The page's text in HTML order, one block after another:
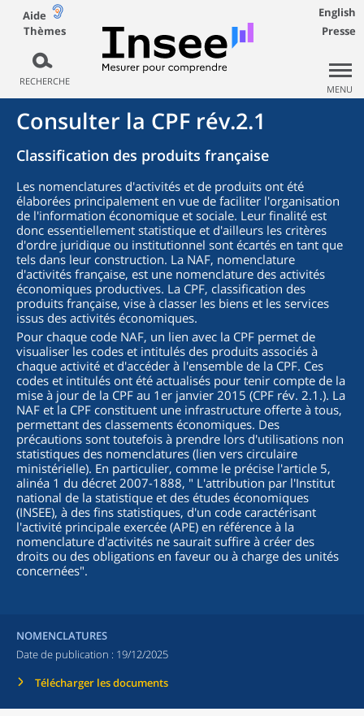
Aide
Thèmes
RECHERCHE
English
Presse
MENU
Consulter la CPF rév.2.1
Classification des produits française
Les nomenclatures d'activités et de produits ont été
élaborées principalement en vue de faciliter l'organisation
de l'information économique et sociale. Leur finalité est
donc essentiellement statistique et d'ailleurs les critères
d'ordre juridique ou institutionnel sont écartés en tant que
tels dans leur construction. La NAF, nomenclature
d'activités française, est une nomenclature des activités
économiques productives. La CPF, classification des
produits française, vise à classer les biens et les services
issus des activités économiques.
Pour chaque code NAF, un lien avec la CPF permet de
visualiser les codes et intitulés des produits associés à
chaque activité et d'accéder à l'ensemble de la CPF. Ces
codes et intitulés ont été actualisés pour tenir compte de la
mise à jour de la CPF au 1er janvier 2015 (CPF rév. 2.1.). La
NAF et la CPF constituent une infrastructure offerte à tous,
permettant des classements économiques. Des
précautions sont toutefois à prendre lors d'utilisations non
statistiques des nomenclatures (lien vers circulaire
ministérielle). En particulier, comme le précise l'article 5,
alinéa 1 du décret 2007-1888, " L'attribution par l'Institut
national de la statistique et des études économiques
(INSEE), à des fins statistiques, d'un code caractérisant
l'activité principale exercée (APE) en référence à la
nomenclature d'activités ne saurait suffire à créer des
droits ou des obligations en faveur ou à charge des unités
concernées".
NOMENCLATURES
Date de publication : 19/12/2025
Télécharger les documents